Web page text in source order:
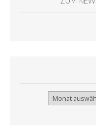
Archiv